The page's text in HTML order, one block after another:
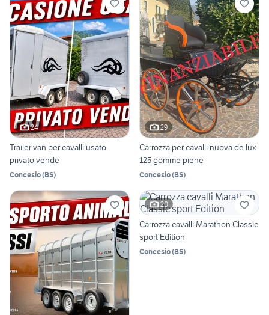
24
Trailer van per cavalli usato
privato vende
Concesio(BS)
29
Carrozza per cavalli nuova de lux
125 gomme piene
Concesio(BS)
20
Carrozza cavalli Marathon Classic
sport Edition
Concesio(BS)